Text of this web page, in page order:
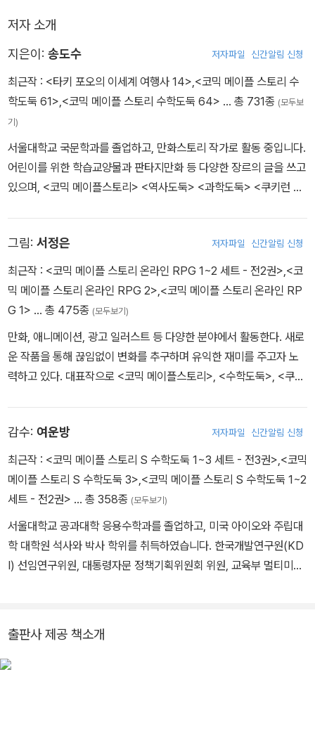
저자 소개
지은이: 송도수 저자파일 신간알림 신청
최근작 : <타키 포오의 이세계 여행사 14>,<코믹 메이플 스토리 수
학도둑 61>,<코믹 메이플 스토리 수학도둑 64> … 총 731종 (모두보
기)
서울대학교 국문학과를 졸업하고, 만화스토리 작가로 활동 중입니다.
어린이를 위한 학습교양물과 판타지만화 등 다양한 장르의 글을 쓰고
있으며, <코믹 메이플스토리> <역사도둑> <과학도둑> <쿠키런 어
그림: 서정은 저자파일 신간알림 신청
최근작 : <코믹 메이플 스토리 온라인 RPG 1~2 세트 - 전2권>,<코
믹 메이플 스토리 온라인 RPG 2>,<코믹 메이플 스토리 온라인 RP
G 1> … 총 475종 (모두보기)
만화, 애니메이션, 광고 일러스트 등 다양한 분야에서 활동한다. 새로
운 작품을 통해 끊임없이 변화를 추구하며 유익한 재미를 주고자 노
력하고 있다. 대표작으로 <코믹 메이플스토리>, <수학도둑>, <쿠키
감수: 여운방 저자파일 신간알림 신청
최근작 : <코믹 메이플 스토리 S 수학도둑 1~3 세트 - 전3권>,<코믹
메이플 스토리 S 수학도둑 3>,<코믹 메이플 스토리 S 수학도둑 1~2
세트 - 전2권> … 총 358종 (모두보기)
서울대학교 공과대학 응용수학과를 졸업하고, 미국 아이오와 주립대
학 대학원 석사와 박사 학위를 취득하였습니다. 한국개발연구원(KD
I) 선임연구위원, 대통령자문 정책기획위원회 위원, 교육부 멀티미디
력 수학퀴즈> <메이플 매쓰> <수학도둑 수학동화>의 수학 콘텐츠
를 집필했습니다.
출판사 제공 책소개